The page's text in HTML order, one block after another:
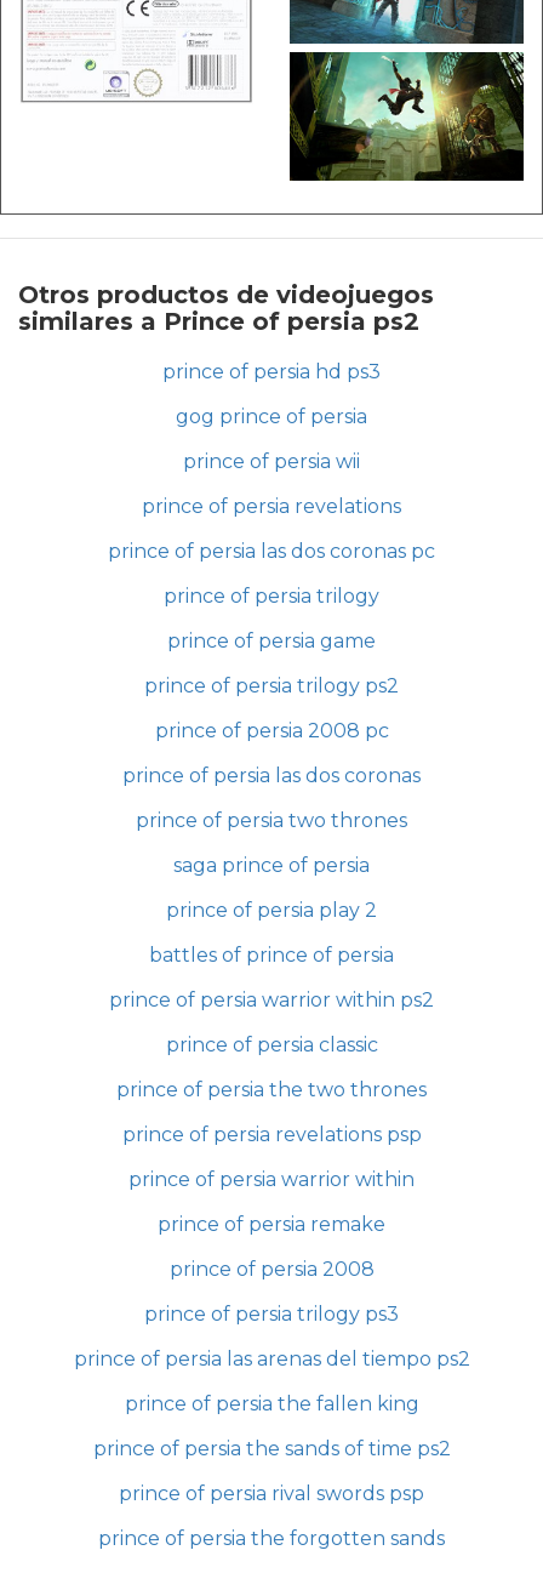
Otros productos de videojuegos
similares a Prince of persia ps2
prince of persia hd ps3
gog prince of persia
prince of persia wii
prince of persia revelations
prince of persia las dos coronas pc
prince of persia trilogy
prince of persia game
prince of persia trilogy ps2
prince of persia 2008 pc
prince of persia las dos coronas
prince of persia two thrones
saga prince of persia
prince of persia play 2
battles of prince of persia
prince of persia warrior within ps2
prince of persia classic
prince of persia the two thrones
prince of persia revelations psp
prince of persia warrior within
prince of persia remake
prince of persia 2008
prince of persia trilogy ps3
prince of persia las arenas del tiempo ps2
prince of persia the fallen king
prince of persia the sands of time ps2
prince of persia rival swords psp
prince of persia the forgotten sands